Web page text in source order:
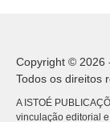
Copyright © 2026
Todos os direitos
A ISTOÉ
vinculação editorial